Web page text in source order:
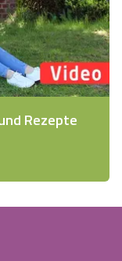
Rezepte